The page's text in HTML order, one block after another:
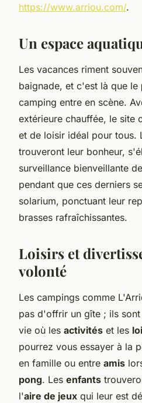
https://www.arriou.com/.
Un espace
Les vacances riment
baignade, et c'est là que le
camping entre en scène.
extérieure chauffée, le site
et de loisir idéal pour tous.
trouveront leur bonheur,
surveillance bienveillante
pendant que ces derniers
solarium, ponctuant leur
brasses rafraîchissantes.
Loisirs et
volonté
Les campings comme
pas d'offrir un gîte ; ils
vie où les activités et les
pourrez vous essayer à la
en famille ou entre amis
pong. Les enfants
l'aire de jeux qui leur est